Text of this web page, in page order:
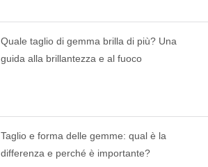
Quale taglio di gemma brilla di più? Una
guida alla brillantezza e al fuoco
Taglio e forma delle gemme: qual è la
differenza e perché è importante?